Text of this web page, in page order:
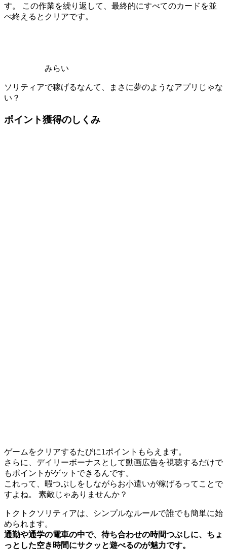
す。 この作業を繰り返して、最終的にすべてのカードを並
べ終えるとクリアです。
みらい
ソリティアで稼げるなんて、まさに夢のようなアプリじゃな
い？
ポイント獲得のしくみ
ゲームをクリアするたびに1ポイントもらえます。
さらに、デイリーボーナスとして動画広告を視聴するだけで
もポイントがゲットできるんです。
これって、暇つぶしをしながらお小遣いが稼げるってことで
すよね。 素敵じゃありませんか？
トクトクソリティアは、シンプルなルールで誰でも簡単に始
められます。
通勤や通学の電車の中で、待ち合わせの時間つぶしに、ちょ
っとした空き時間にサクッと遊べるのが魅力です。